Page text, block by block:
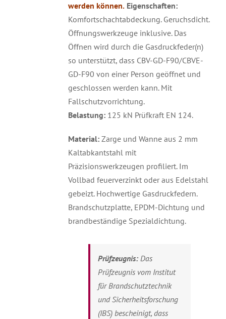
werden können. Eigenschaften:
Komfortschachtabdeckung. Geruchsdicht.
Öffnungswerkzeuge inklusive. Das
Öffnen wird durch die Gasdruckfeder(n)
so unterstützt, dass CBV-GD-F90/CBVE-
GD-F90 von einer Person geöffnet und
geschlossen werden kann. Mit
Fallschutzvorrichtung.
Belastung: 125 kN Prüfkraft EN 124.
Material:Zarge und Wanne aus 2 mm
Kaltabkantstahl mit
Präzisionswerkzeugen profiliert. Im
Vollbad feuerverzinkt oder aus Edelstahl
gebeizt. Hochwertige Gasdruckfedern.
Brandschutzplatte, EPDM-Dichtung und
brandbeständige Spezialdichtung.
Prüfzeugnis: Das
Prüfzeugnis vom Institut
für Brandschutztechnik
und Sicherheitsforschung
(IBS) bescheinigt, dass